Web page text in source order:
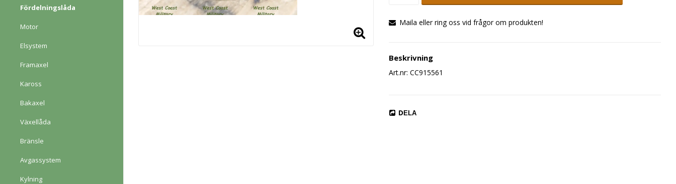
Fördelningslåda
Motor
Elsystem
Framaxel
Kaross
Bakaxel
Växellåda
Bränsle
Avgassystem
Kylning
Maila eller ring oss vid frågor om produkten!
Beskrivning
Art.nr: CC915561
DELA